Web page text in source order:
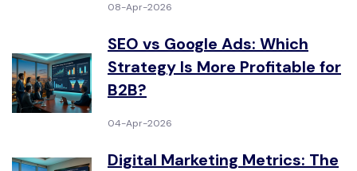
08-Apr-2026
SEO vs Google Ads: Which
Strategy Is More Profitable for
B2B?
04-Apr-2026
Digital Marketing Metrics: The